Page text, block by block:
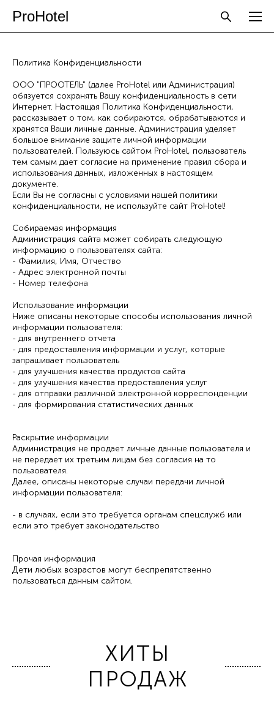
ProHotel
Политика Конфиденциальности
ООО "ПРООТЕЛЬ" (далее ProHotel или Администрация)
обязуется сохранять Вашу конфиденциальность в сети
Интернет. Настоящая Политика Конфиденциальности,
рассказывает о том, как собираются, обрабатываются и
хранятся Ваши личные данные. Администрация уделяет
большое внимание защите личной информации
пользователей. Пользуюсь сайтом ProHotel, пользователь
тем самым дает согласие на применение правил сбора и
использования данных, изложенных в настоящем
документе.
Если Вы не согласны с условиями нашей политики
конфиденциальности, не используйте сайт ProHotel!
Собираемая информация
Администрация сайта может собирать следующую
информацию о пользователях сайта:
- Фамилия, Имя, Отчество
- Адрес электронной почты
- Номер телефона
Использование информации
Ниже описаны некоторые способы использования личной
информации пользователя:
- для внутреннего отчета
- для предоставления информации и услуг, которые
запрашивает пользователь
- для улучшения качества продуктов сайта
- для улучшения качества предоставления услуг
- для отправки различной электронной корреспонденции
- для формирования статистических данных
Раскрытие информации
Администрация не продает личные данные пользователя и
не передает их третьим лицам без согласия на то
пользователя.
Далее, описаны некоторые случаи передачи личной
информации пользователя:
- в случаях, если это требуется органам спецслужб или
если это требует законодательство
Прочая информация
Дети любых возрастов могут беспрепятственно
пользоваться данным сайтом.
ХИТЫ
ПРОДАЖ